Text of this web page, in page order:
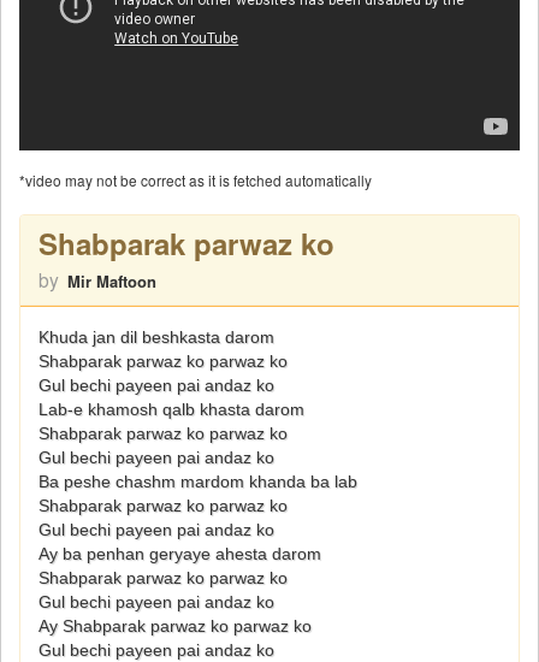
*video may not be correct as it is fetched automatically
Shabparak parwaz ko
by Mir Maftoon
Khuda jan dil beshkasta darom
Shabparak parwaz ko parwaz ko
Gul bechi payeen pai andaz ko
Lab-e khamosh qalb khasta darom
Shabparak parwaz ko parwaz ko
Gul bechi payeen pai andaz ko
Ba peshe chashm mardom khanda ba lab
Shabparak parwaz ko parwaz ko
Gul bechi payeen pai andaz ko
Ay ba penhan geryaye ahesta darom
Shabparak parwaz ko parwaz ko
Gul bechi payeen pai andaz ko
Ay Shabparak parwaz ko parwaz ko
Gul bechi payeen pai andaz ko